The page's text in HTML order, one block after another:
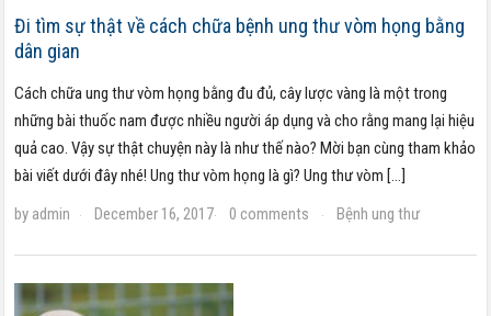
Đi tìm sự thật về cách chữa bệnh ung thư vòm họng bằng
dân gian
Cách chữa ung thư vòm họng bằng đu đủ, cây lược vàng là một trong
những bài thuốc nam được nhiều người áp dụng và cho rằng mang lại hiệu
quả cao. Vậy sự thật chuyện này là như thế nào? Mời bạn cùng tham khảo
bài viết dưới đây nhé! Ung thư vòm họng là gì? Ung thư vòm […]
by admin · December 16, 2017· 0 comments · Bệnh ung thư